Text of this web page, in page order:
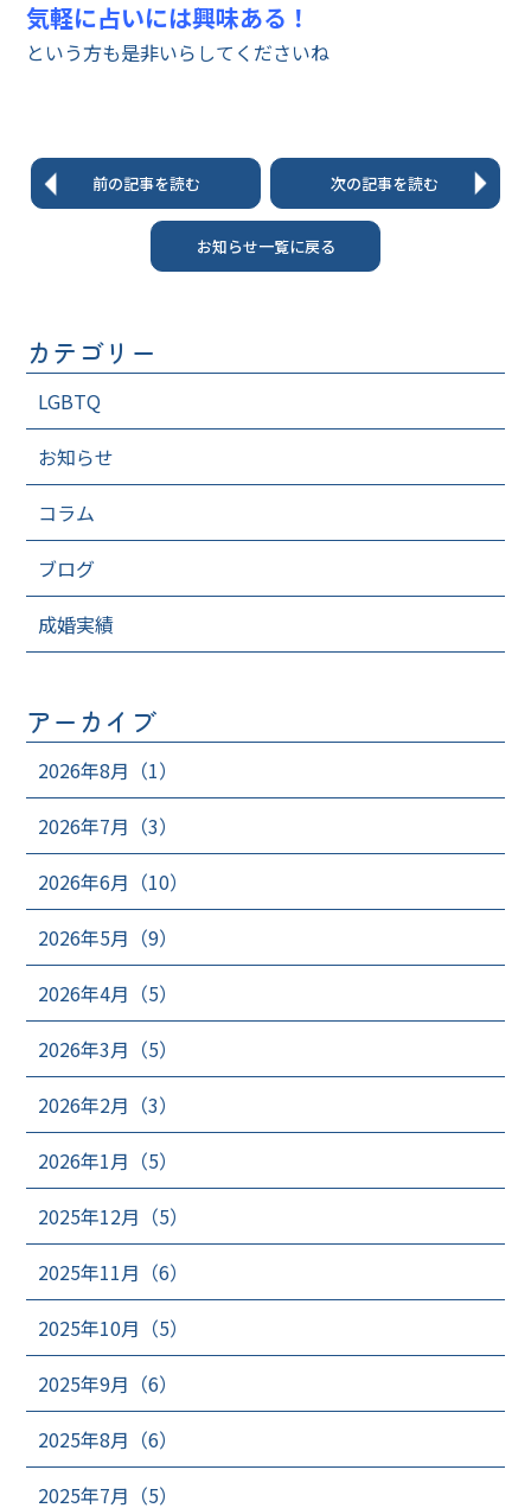
気軽に占いには興味ある！
という方も是非いらしてくださいね
前の記事を読む
お知らせ一覧に戻る
次の記事を読む
カテゴリー
LGBTQ
お知らせ
コラム
ブログ
成婚実績
アーカイブ
2026年8月（1）
2026年7月（3）
2026年6月（10）
2026年5月（9）
2026年4月（5）
2026年3月（5）
2026年2月（3）
2026年1月（5）
2025年12月（5）
2025年11月（6）
2025年10月（5）
2025年9月（6）
2025年8月（6）
2025年7月（5）